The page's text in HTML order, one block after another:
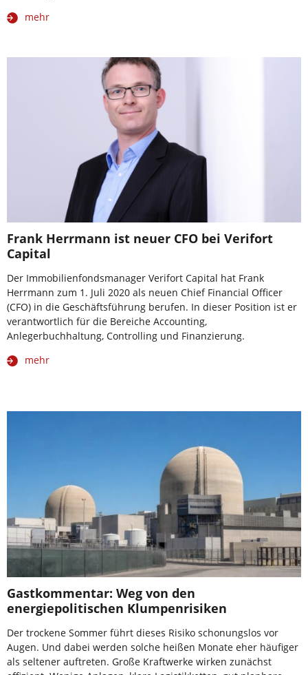
mehr
Frank Herrmann ist neuer CFO bei Verifort
Capital
Der Immobilienfondsmanager Verifort Capital hat Frank
Herrmann zum 1. Juli 2020 als neuen Chief Financial Officer
(CFO) in die Geschäftsführung berufen. In dieser Position ist er
verantwortlich für die Bereiche Accounting,
Anlegerbuchhaltung, Controlling und Finanzierung.
mehr
Gastkommentar: Weg von den
energiepolitischen Klumpenrisiken
Der trockene Sommer führt dieses Risiko schonungslos vor
Augen. Und dabei werden solche heißen Monate eher häufiger
als seltener auftreten. Große Kraftwerke wirken zunächst